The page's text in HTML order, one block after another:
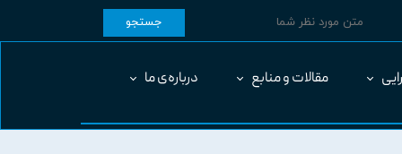
جستجو
مقالات و منابع درباره‌ی ما